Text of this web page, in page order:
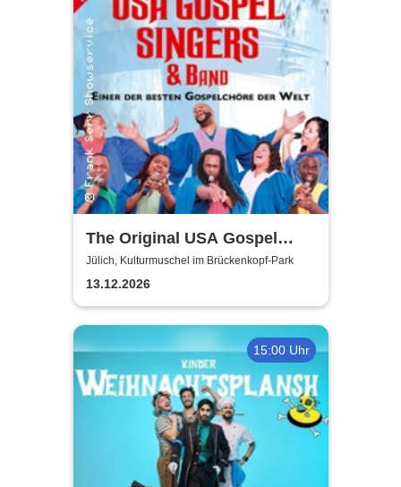
The Original USA Gospel
Singers & Band
Jülich, Kulturmuschel im Brückenkopf-Park
13.12.2026
15:00 Uhr